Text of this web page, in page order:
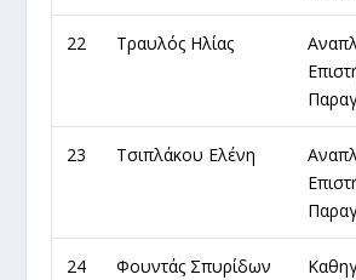
22 Τραυλός Ηλίας
23 Τσιπλάκου Ελένη
24 Φουντάς Σπυρίδων